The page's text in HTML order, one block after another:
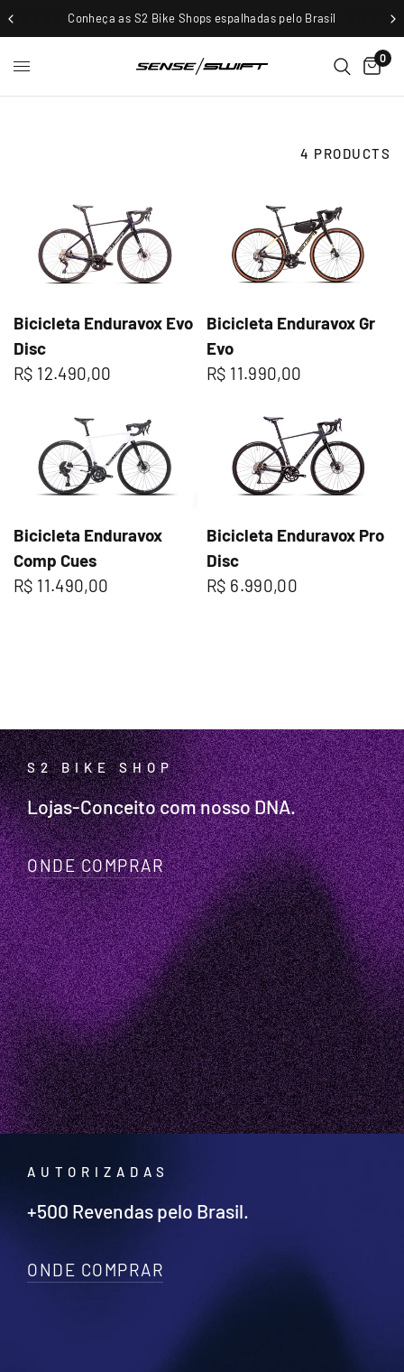
Conheça as S2 Bike Shops espalhadas pelo Brasil
0
4 PRODUCTS
Bicicleta Enduravox Evo
Disc
R$ 12.490,00
Bicicleta Enduravox Gr
Evo
R$ 11.990,00
Bicicleta Enduravox
Comp Cues
R$ 11.490,00
Bicicleta Enduravox Pro
Disc
R$ 6.990,00
S2 BIKE SHOP
Lojas-Conceito com nosso DNA.
ONDE COMPRAR
AUTORIZADAS
+500 Revendas pelo Brasil.
ONDE COMPRAR